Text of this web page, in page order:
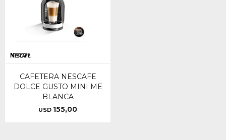
CAFETERA NESCAFE
DOLCE GUSTO MINI ME
BLANCA
USD 155,00